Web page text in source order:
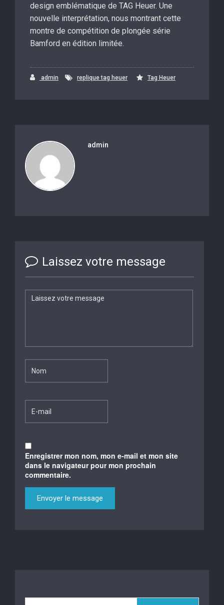
design emblématique de TAG Heuer. Une
nouvelle interprétation, nous montrant cette
montre de compétition de plongée série
Bamford en édition limitée.
admin replique tag heuer Tag Heuer
admin
Laissez votre message
Enregistrer mon nom, mon e-mail et mon site
dans le navigateur pour mon prochain
commentaire.